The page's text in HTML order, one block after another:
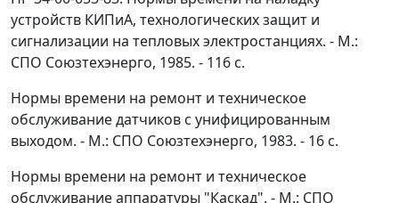
устройств КИПиА, технологических защит и
сигнализации на тепловых электростанциях. - М.:
СПО Союзтехэнерго, 1985. - 116 с.
Нормы времени на ремонт и техническое
обслуживание датчиков с унифицированным
выходом. - М.: СПО Союзтехэнерго, 1983. - 16 с.
Нормы времени на ремонт и техническое
обслуживание аппаратуры "Каскад". - М.: СПО